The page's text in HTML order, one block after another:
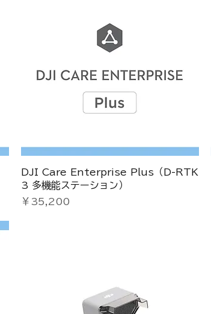
DJI Care Enterprise Plus（D-RTK
3 多機能ステーション）
価格
￥35,200